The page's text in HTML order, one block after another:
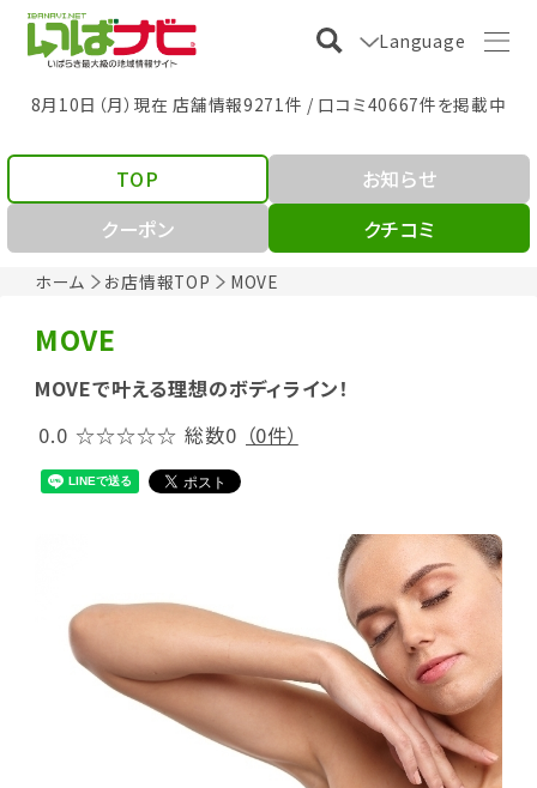
Language
8月10日（月）現在 店舗情報9271件 / 口コミ40667件を掲載中
ホーム お店情報TOP MOVE
TOP
お知らせ
クーポン
クチコミ
MOVE
MOVEで叶える理想のボディライン！
0.0 ☆☆☆☆☆ 総数0 （0件）